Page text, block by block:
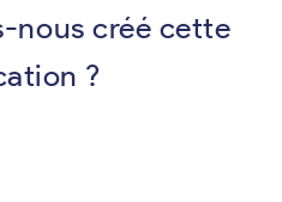
nous créé cette
?